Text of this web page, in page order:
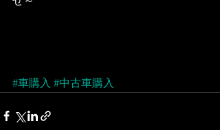
#車購入 #中古車購入